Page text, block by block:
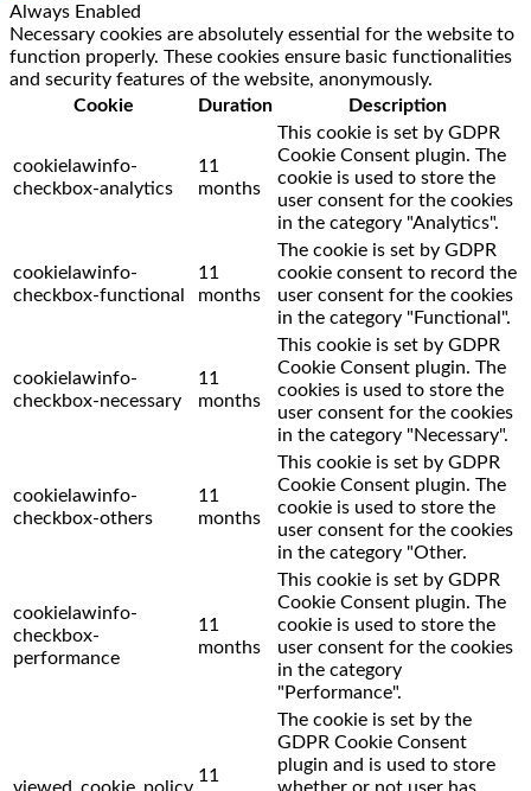
Always Enabled
Necessary cookies are absolutely essential for the website to
function properly. These cookies ensure basic functionalities
and security features of the website, anonymously.
Cookie
Duration Description
cookielawinfo-
checkbox-analytics
11
months
This cookie is set by GDPR
Cookie Consent plugin. The
cookie is used to store the
user consent for the cookies
in the category "Analytics".
cookielawinfo-
checkbox-functional
11
months
The cookie is set by GDPR
cookie consent to record the
user consent for the cookies
in the category "Functional".
cookielawinfo-
checkbox-necessary
11
months
This cookie is set by GDPR
Cookie Consent plugin. The
cookies is used to store the
user consent for the cookies
in the category "Necessary".
cookielawinfo-
checkbox-others
11
months
This cookie is set by GDPR
Cookie Consent plugin. The
cookie is used to store the
user consent for the cookies
in the category "Other.
cookielawinfo-
checkbox-
performance
11
months
This cookie is set by GDPR
Cookie Consent plugin. The
cookie is used to store the
user consent for the cookies
in the category
"Performance".
11
The cookie is set by the
GDPR Cookie Consent
plugin and is used to store